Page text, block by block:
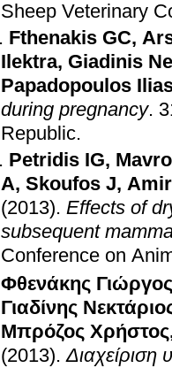
Sheep Veterinary
Fthenakis GC,
Ilektra, Giadinis
Papadopoulos
during pregnancy.
Republic.
Petridis IG,
A, Skoufos J,
(2013). Effects of
subsequent
Conference on
Φθενάκης
Γιαδίνης
Μπρόζος Χρήστος
(2013).Διαχείριση